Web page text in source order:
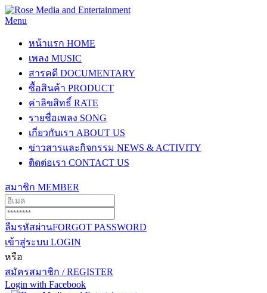
Menu
หน้าแรก HOME
เพลง MUSIC
สารคดี DOCUMENTARY
ซื้อสินค้า PRODUCT
ค่าลิขสิทธิ์ RATE
รายชื่อเพลง SONG
เกี่ยวกับเรา ABOUT US
ข่าวสารและกิจกรรม NEWS & ACTIVITY
ติดต่อเรา CONTACT US
สมาชิก MEMBER
ลืมรหัสผ่านFORGOT PASSWORD
เข้าสู่ระบบ LOGIN
หรือ
สมัครสมาชิก / REGISTER
Login with Facebook